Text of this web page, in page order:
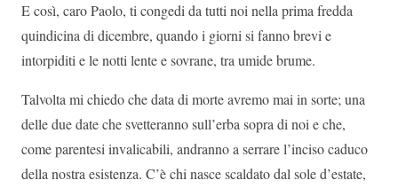
E così, caro Paolo, ti congedi da tutti noi nella prima fredda
quindicina di dicembre, quando i giorni si fanno brevi e
intorpiditi e le notti lente e sovrane, tra umide brume.
Talvolta mi chiedo che data di morte avremo mai in sorte; una
delle due date che svetteranno sull’erba sopra di noi e che,
come parentesi invalicabili, andranno a serrare l’inciso caduco
della nostra esistenza. C’è chi nasce scaldato dal sole d’estate,